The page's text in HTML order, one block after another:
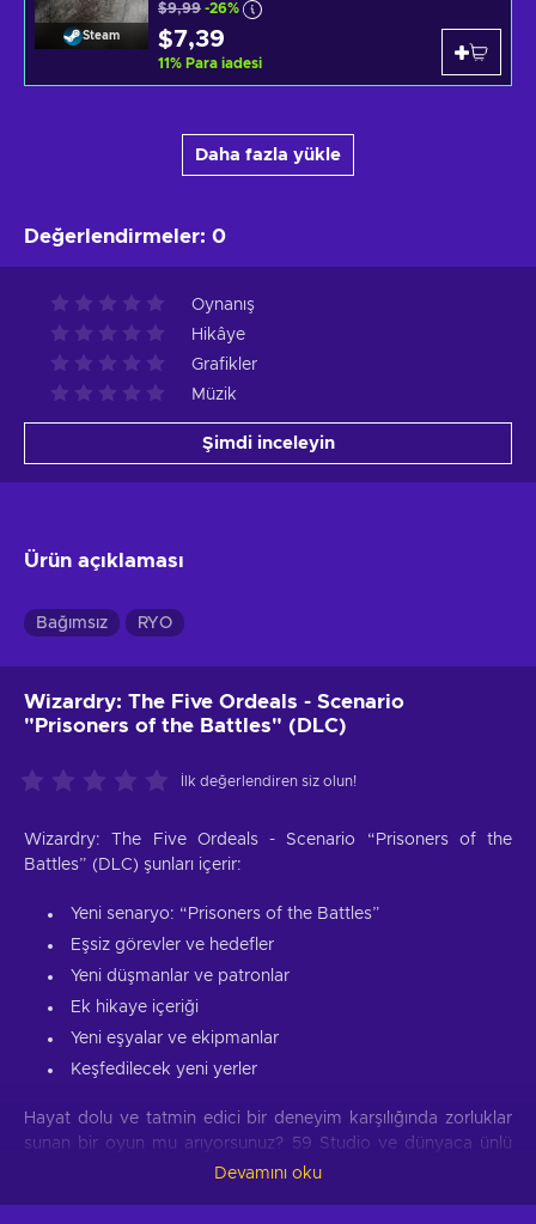
Steam
$9,99 -26%
$7,39
11% Para iadesi
Daha fazla yükle
Değerlendirmeler: 0
Oynanış
Hikâye
Grafikler
Müzik
Şimdi inceleyin
Ürün açıklaması
Bağımsız RYO
Wizardry: The Five Ordeals - Scenario
"Prisoners of the Battles" (DLC)
İlk değerlendiren siz olun!
Wizardry: The Five Ordeals - Scenario “Prisoners of the
Battles” (DLC) şunları içerir:
Yeni senaryo: “Prisoners of the Battles”
Eşsiz görevler ve hedefler
Yeni düşmanlar ve patronlar
Ek hikaye içeriği
Yeni eşyalar ve ekipmanlar
Keşfedilecek yeni yerler
Hayat dolu ve tatmin edici bir deneyim karşılığında zorluklar
sunan bir oyun mu arıyorsunuz? 59 Studio ve dünyaca ünlü
Game*Spark Publishing şirketinin geliştiricileri, tam da bu tür
Devamını oku